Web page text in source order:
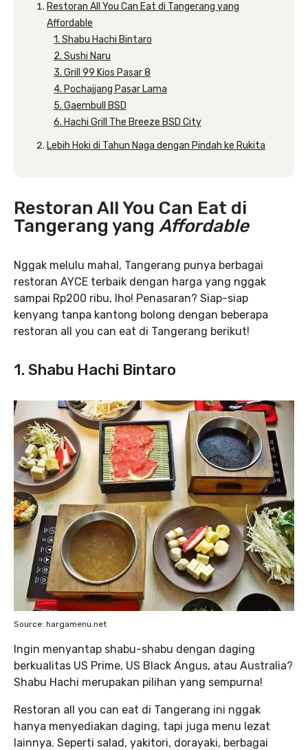
Restoran All You Can Eat di Tangerang yang
Affordable
1. Shabu Hachi Bintaro
2. Sushi Naru
3. Grill 99 Kios Pasar 8
4. Pochajjang Pasar Lama
5. Gaembull BSD
6. Hachi Grill The Breeze BSD City
Lebih Hoki di Tahun Naga dengan Pindah ke Rukita
Restoran All You Can Eat di
Tangerang yang Affordable
Nggak melulu mahal, Tangerang punya berbagai
restoran AYCE terbaik dengan harga yang nggak
sampai Rp200 ribu, lho! Penasaran? Siap-siap
kenyang tanpa kantong bolong dengan beberapa
restoran all you can eat di Tangerang berikut!
1. Shabu Hachi Bintaro
Source: hargamenu.net
Ingin menyantap shabu-shabu dengan daging
berkualitas US Prime, US Black Angus, atau Australia?
Shabu Hachi merupakan pilihan yang sempurna!
Restoran all you can eat di Tangerang ini nggak
hanya menyediakan daging, tapi juga menu lezat
lainnya. Seperti salad, yakitori, dorayaki, berbagai